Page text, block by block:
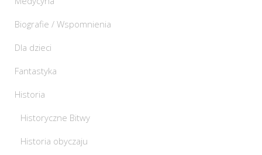
Biografie / Wspomnienia
Dla dzieci
Fantastyka
Historia
Historyczne Bitwy
Historia obyczaju